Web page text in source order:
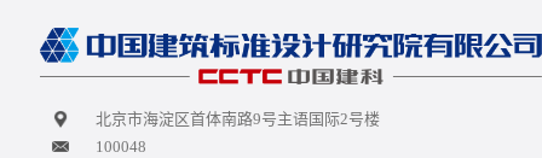
北京市海淀区首体南路9号主语国际2号楼
100048